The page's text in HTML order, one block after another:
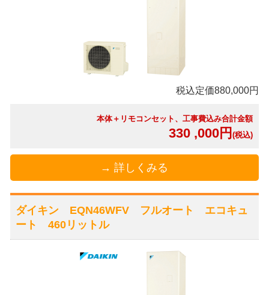
税込定価880,000円
本体＋リモコンセット、工事費込み合計金額
330 ,000円 (税込)
→ 詳しくみる
ダイキン EQN46WFV フルオート エコキュ
ート 460リットル